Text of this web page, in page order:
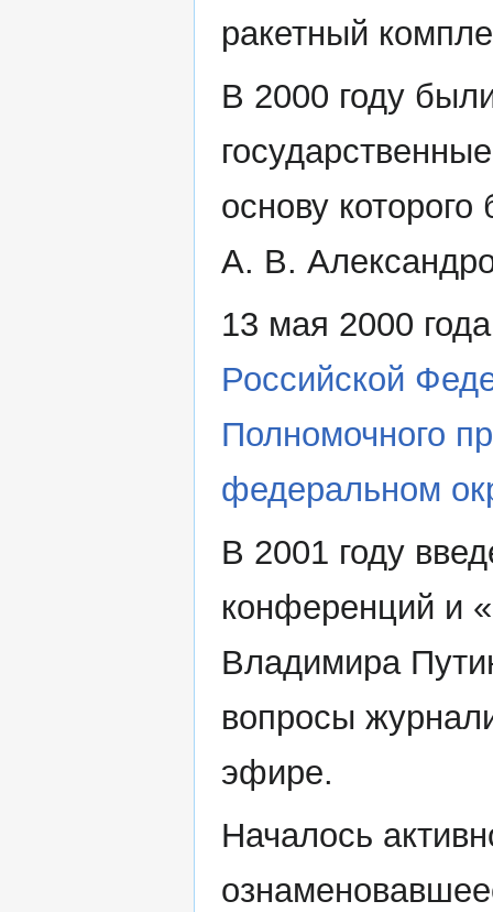
ракетный
В 2000 году
основу
А. В.
13 мая 2000
Российской
Полномочного
федеральном
В 2001 году
конференций и «
Владимира
вопросы
эфире.
Началось